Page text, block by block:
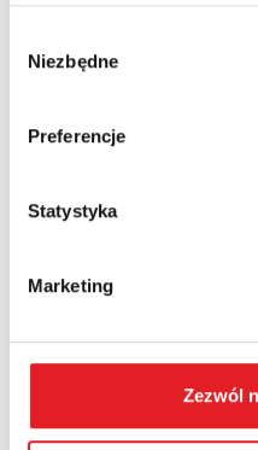
zgody
Niezbędne
Preferencje
Statystyka
Marketing
Zezwól
Numer telefonu:
Wyrażam zgodę na